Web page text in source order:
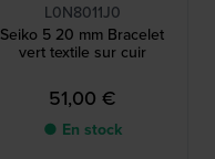
L0N8011J0
Seiko 5 20 mm Bracelet
vert textile sur cuir
51,00 €
● En stock